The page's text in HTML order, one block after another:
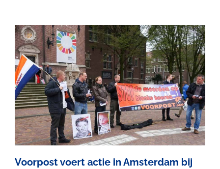
Voorpost voert actie in Amsterdam bij